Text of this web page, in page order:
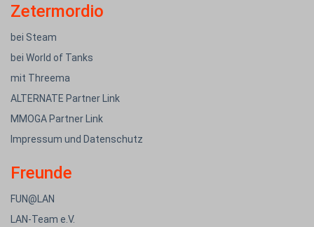
Zetermordio
bei Steam
bei World of Tanks
mit Threema
ALTERNATE Partner Link
MMOGA Partner Link
Impressum und Datenschutz
Freunde
FUN@LAN
LAN-Team e.V.